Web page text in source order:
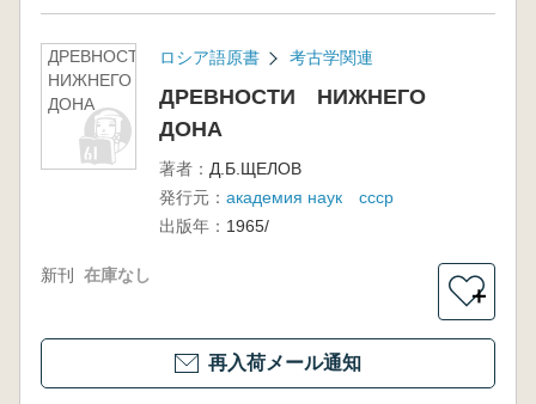
ДРЕВНОСТИ
НИЖНЕГО
ДОНА
ロシア語原書 考古学関連
ДРЕВНОСТИ НИЖНЕГО
ДОНА
著者： Д.Б.ЩЕЛОВ
発行元： академия наук ссср
出版年： 1965/
新刊 在庫なし
＋
再入荷メール通知